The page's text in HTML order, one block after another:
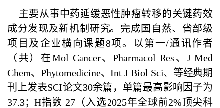
主要从事中药延缓恶性肿瘤转移的关键药效
成分发现及新机制研究。完成国自然、省部级
项目及企业横向课题8项。以第一/通讯作者
（共）在Mol Cancer、Pharmacol Res、J Med
Chem、Phytomedicine、Int J Biol Sci、等经典期
刊上发表SCI论文30余篇，单篇最高影响因子为
37.3；H指数 27（入选2025年全球前2%顶尖科